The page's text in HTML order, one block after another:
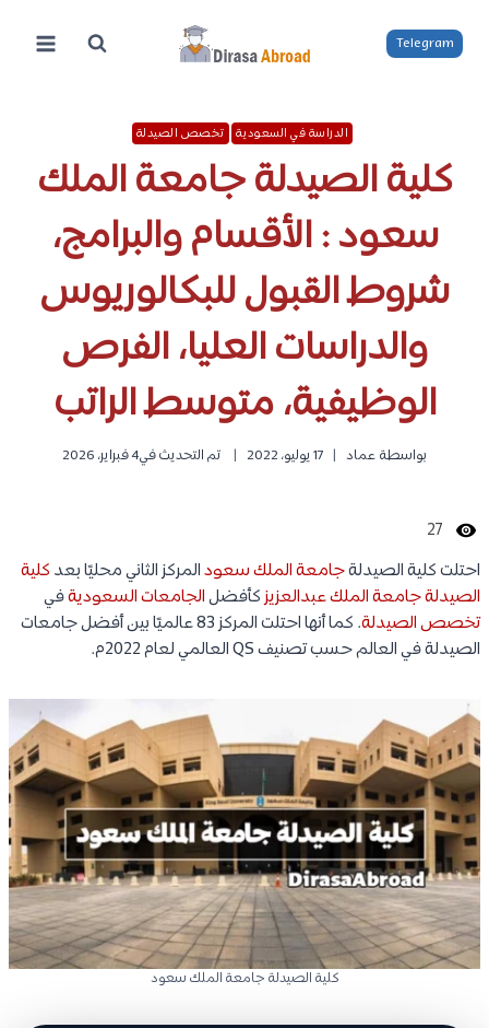
المحتوى
Telegram
الدراسة في السعودية تخصص الصيدلة
كلية الصيدلة جامعة الملك
سعود : الأقسام والبرامج،
شروط القبول للبكالوريوس
والدراسات العليا، الفرص
الوظيفية، متوسط الراتب
بواسطة عماد 17 يوليو، 2022 تم التحديث في4 فبراير، 2026
27
احتلت كلية الصيدلةجامعة الملك سعودالمركز الثاني محليًا بعد كلية
الصيدلة جامعة الملك عبدالعزيزكأفضلالجامعات السعوديةفي
تخصص الصيدلة
. كما أنها احتلت المركز 83 عالميًا بين أفضل جامعات
الصيدلة في العالم حسب تصنيف QS العالمي لعام 2022م.
كلية الصيدلة جامعة الملك سعود